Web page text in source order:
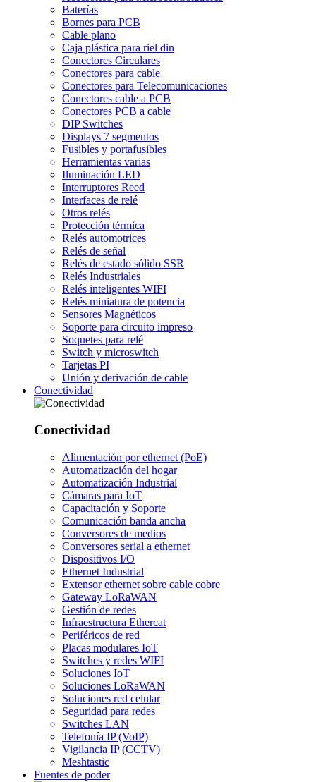
Baterías
Bornes para PCB
Cable plano
Caja plástica para riel din
Conectores Circulares
Conectores para cable
Conectores para Telecomunicaciones
Conectores cable a PCB
Conectores PCB a cable
DIP Switches
Displays 7 segmentos
Fusibles y portafusibles
Herramientas varias
Iluminación LED
Interruptores Reed
Interfaces de relé
Otros relés
Protección térmica
Relés automotrices
Relés de señal
Relés de estado sólido SSR
Relés Industriales
Relés inteligentes WIFI
Relés miniatura de potencia
Sensores Magnéticos
Soporte para circuito impreso
Soquetes para relé
Switch y microswitch
Tarjetas PI
Unión y derivación de cable
Conectividad
Conectividad
Alimentación por ethernet (PoE)
Automatización del hogar
Automatización Industrial
Cámaras para IoT
Capacitación y Soporte
Comunicación banda ancha
Conversores de medios
Conversores serial a ethernet
Dispositivos I/O
Ethernet Industrial
Extensor ethernet sobre cable cobre
Gateway LoRaWAN
Gestión de redes
Infraestructura Ethercat
Periféricos de red
Placas modulares IoT
Switches y redes WIFI
Soluciones IoT
Soluciones LoRaWAN
Soluciones red celular
Seguridad para redes
Switches LAN
Telefonía IP (VoIP)
Vigilancia IP (CCTV)
Meshtastic
Fuentes de poder